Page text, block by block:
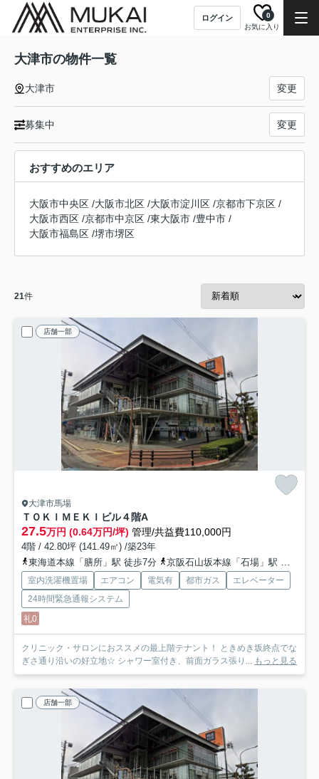
ログイン
お気に入り
0
大津市の物件一覧
大津市 変更
募集中 変更
おすすめのエリア
大阪市中央区 /大阪市北区 /大阪市淀川区 /京都市下京区 /
大阪市西区 /京都市中京区 /東大阪市 /豊中市 /
大阪市福島区 /堺市堺区
21件
店舗一部
大津市馬場
ＴＯＫＩＭＥＫＩビル４階A
27.5万円 (0.64万円/坪) 管理/共益費110,000円
4階 / 42.80坪 (141.49㎡) /築23年
東海道本線「膳所」駅 徒歩7分
京阪石山坂本線「石場」駅 徒歩8分
室内洗濯機置場 エアコン 電気有 都市ガス
エレベーター
24時間緊急通報システム
礼0
クリニック・サロンにおススメの最上階テナント！ ときめき坂終点でな
ぎさ通り沿いの好立地☆ シャワー室付き、前面ガラス張り... もっと見る
店舗一部